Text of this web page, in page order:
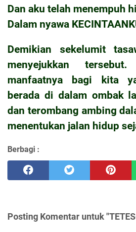
Dan aku telah menempuh
Dalam nyawa
Demikian sekelumit
menyejukkan
manfaatnya bagi kita
berada di dalam ombak
dan terombang ambing
menentukan jalan hidup
Berbagi :
Posting Komentar untuk